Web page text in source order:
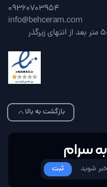
09360703954
info@behceram.com
فارس، شیراز، جاده شیراز سپیدان، 500 متر بعد از انتهای زیرگذر
بازگشت به بالا
به سرام
ثبت